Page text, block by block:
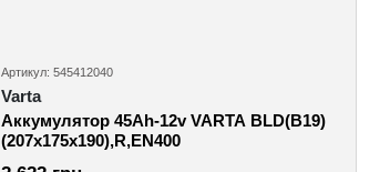
Артикул: 545412040
Varta
Аккумулятор 45Ah-12v VARTA BLD(B19)
(207х175х190),R,EN400